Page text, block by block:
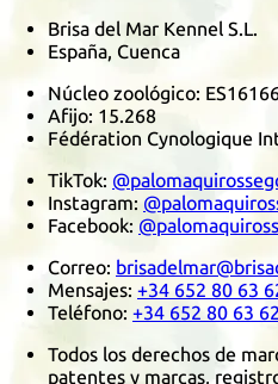
Brisa del Mar Kennel S.L.
España, Cuenca
Núcleo zoológico:
Afijo: 15.268
Fédération Cynologique
TikTok:
Instagram:
Facebook:
Correo:
Mensajes: +34 652 80 63
Teléfono: +34 652 80 63 62
Todos los derechos de
patentes y marcas,